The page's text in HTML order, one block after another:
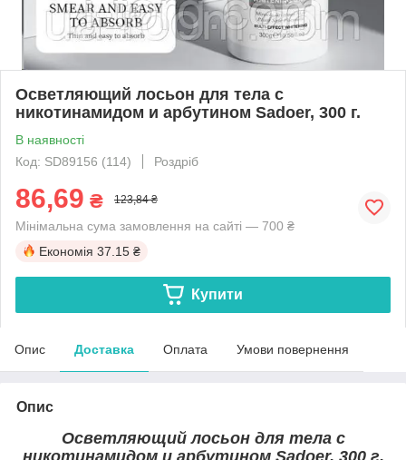
Осветляющий лосьон для тела с
никотинамидом и арбутином Sadoer, 300 г.
В наявності
Код: SD89156 (114)
Роздріб
86,69 ₴ 123,84 ₴
Мінімальна сума замовлення на сайті — 700 ₴
Економія 37.15 ₴
Купити
Опис Доставка Оплата Умови повернення
Опис
Осветляющий лосьон для тела с
никотинамидом и арбутином Sadoer, 300 г.